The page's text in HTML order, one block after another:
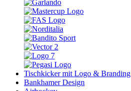
Tischkicker mit Logo & Branding
Bankhamer Design